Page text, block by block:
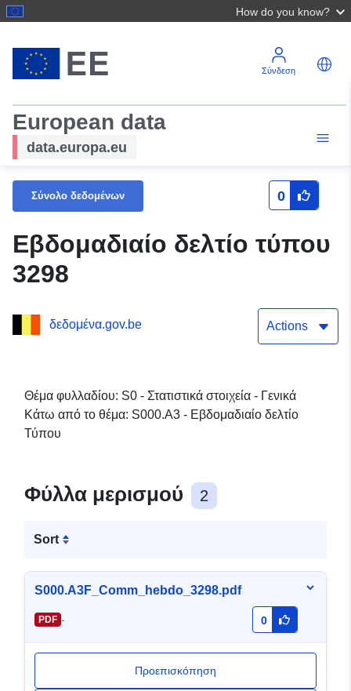
How do you know?
Σύνδεση
European data
data.europa.eu
Σύνολο δεδομένων 0
Εβδομαδιαίο δελτίο τύπου
3298
δεδομένα.gov.be Actions
Θέμα φυλλαδίου: S0 - Στατιστικά στοιχεία - Γενικά
Κάτω από το θέμα: S000.A3 - Εβδομαδιαίο δελτίο
Τύπου
Φύλλα μερισμού 2
Sort
S000.A3F_Comm_hebdo_3298.pdf
PDF - 0
Προεπισκόπηση